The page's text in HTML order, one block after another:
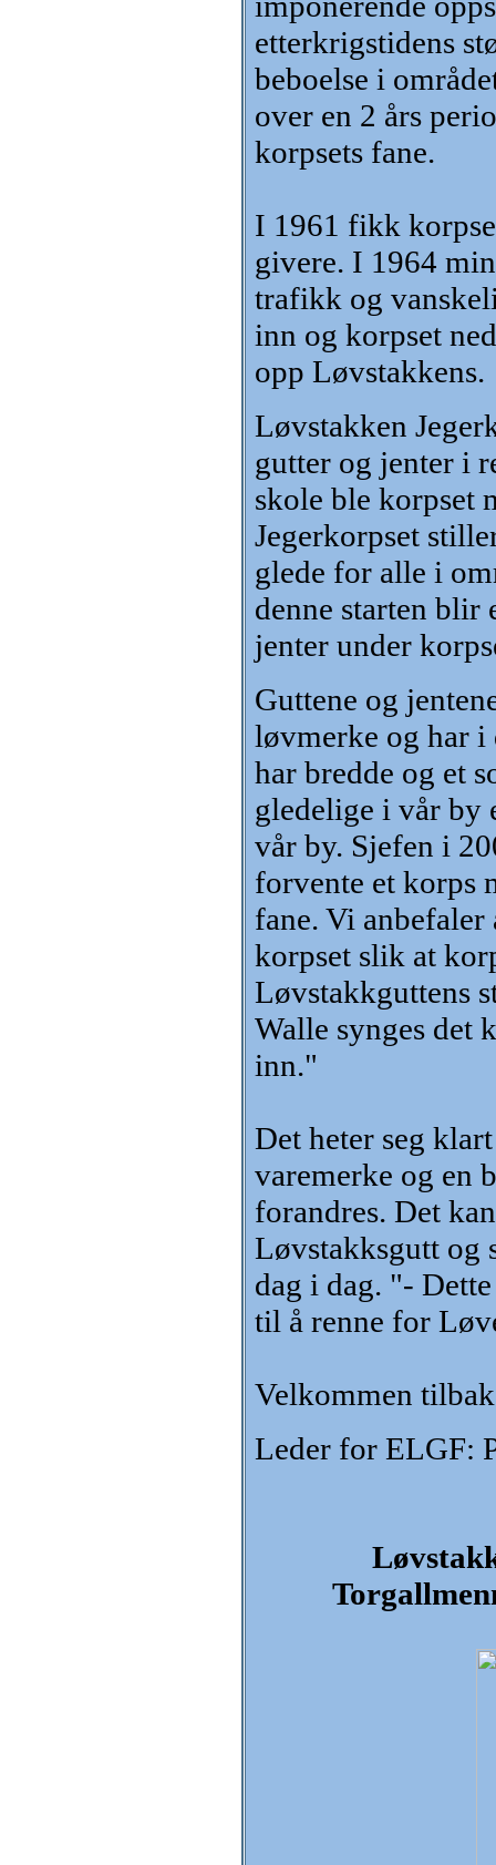
etterkrigstidens
beboelse i
over en 2 års
korpsets fane.
I 1961 fikk
givere. I 1964
trafikk og
inn og korpset
opp Løvstakkens.
Løvstakken
gutter og jenter i
skole ble korpset
Jegerkorpset
glede for alle i
denne starten blir
jenter under
Guttene og
løvmerke og har i
har bredde og et
gledelige i vår by
vår by. Sjefen i
forvente et korps
fane. Vi
korpset slik at
Løvstakkguttens
Walle synges det
inn."
Det heter seg
varemerke og en
forandres. Det
Løvstakksgutt og
dag i dag. "-
til å renne for
Velkommen
Leder for ELGF: